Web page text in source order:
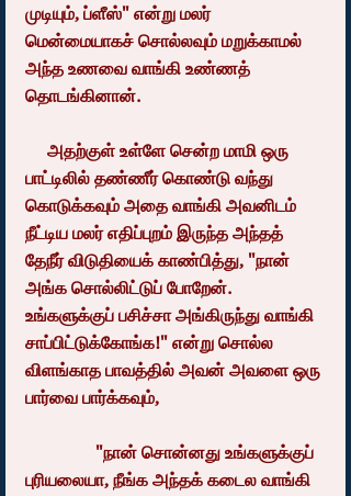
முடியும், ப்ளீஸ்" என்று மலர்
மென்மையாகச் சொல்லவும் மறுக்காமல்
அந்த உணவை வாங்கி உண்ணத்
தொடங்கினான்.
பாட்டிலில் தண்ணீர் கொண்டு வந்து
கொடுக்கவும் அதை வாங்கி அவனிடம்
நீட்டிய மலர் எதிப்புறம் இருந்த அந்தத்
தேநீர் விடுதியைக் காண்பித்து, "நான்
அங்க சொல்லிட்டுப் போறேன்.
உங்களுக்குப் பசிச்சா அங்கிருந்து வாங்கி
சாப்பிட்டுக்கோங்க!" என்று சொல்ல
விளங்காத பாவத்தில் அவன் அவளை ஒரு
பார்வை பார்க்கவும்,
புரியலையா, நீங்க அந்தக் கடைல வாங்கி